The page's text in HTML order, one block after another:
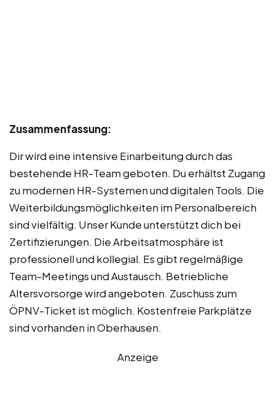
Zusammenfassung:
Dir wird eine intensive Einarbeitung durch das
bestehende HR-Team geboten. Du erhältst Zugang
zu modernen HR-Systemen und digitalen Tools. Die
Weiterbildungsmöglichkeiten im Personalbereich
sind vielfältig. Unser Kunde unterstützt dich bei
Zertifizierungen. Die Arbeitsatmosphäre ist
professionell und kollegial. Es gibt regelmäßige
Team-Meetings und Austausch. Betriebliche
Altersvorsorge wird angeboten. Zuschuss zum
ÖPNV-Ticket ist möglich. Kostenfreie Parkplätze
sind vorhanden in Oberhausen.
Anzeige